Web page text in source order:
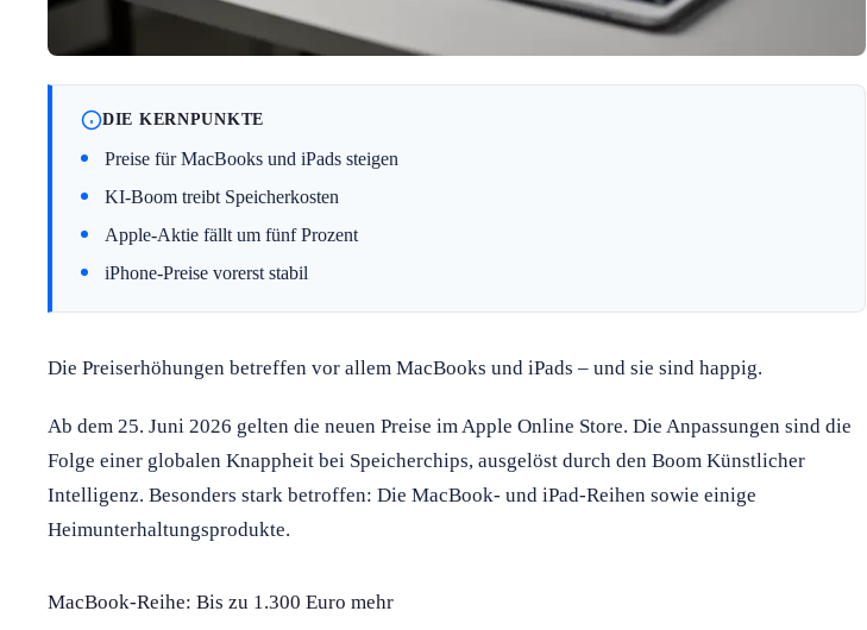
DIE KERNPUNKTE
Preise für MacBooks und iPads steigen
KI-Boom treibt Speicherkosten
Apple-Aktie fällt um fünf Prozent
iPhone-Preise vorerst stabil
Die Preiserhöhungen betreffen vor allem MacBooks und iPads – und sie sind happig.
Ab dem 25. Juni 2026 gelten die neuen Preise im Apple Online Store. Die Anpassungen sind die
Folge einer globalen Knappheit bei Speicherchips, ausgelöst durch den Boom Künstlicher
Intelligenz. Besonders stark betroffen: Die MacBook- und iPad-Reihen sowie einige
Heimunterhaltungsprodukte.
MacBook-Reihe: Bis zu 1.300 Euro mehr